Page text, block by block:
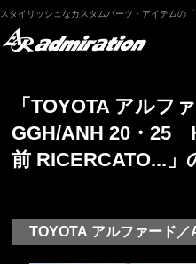
スタイリッシュなカスタムパーツ・アイテムの「
「TOYOTA アルフ
GGH/ANH 20・25
前 RICERCATO...」
TOYOTA アルファード